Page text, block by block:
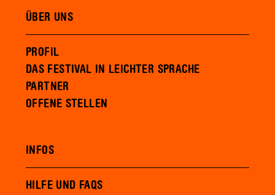
ÜBER UNS
PROFIL
DAS FESTIVAL IN LEICHTER SPRACHE
PARTNER
OFFENE STELLEN
INFOS
HILFE UND FAQS